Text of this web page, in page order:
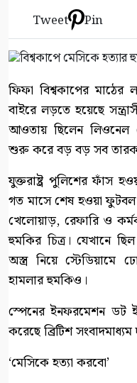
Tweet Pin
ফিফা বিশ্বকাপের
বাইরে লড়তে হয়েছে
আওতায় ছিলেন লিওনেল
শুরু করে বড় বড় সব
যুক্তরাষ্ট্র পুলিশের ফাঁস
গত মাসে শেষ হওয়া ফুটবল
খেলোয়াড়, রেফারি ও
হুমকির চিত্র। যেখানে
অস্ত্র নিয়ে স্টেডিয়ামে
হামলার হুমকিও।
স্পেনের ইনফরমেশন ডট
করেছে ব্রিটিশ সংবাদমাধ্যম
‘মেসিকে হত্যা করবো’